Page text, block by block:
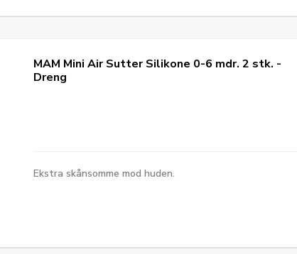
MAM Mini Air Sutter Silikone 0-6 mdr. 2 stk. -
Dreng
Ekstra skånsomme mod huden.